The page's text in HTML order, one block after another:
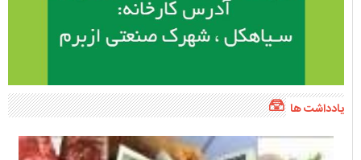
یادداشت ها